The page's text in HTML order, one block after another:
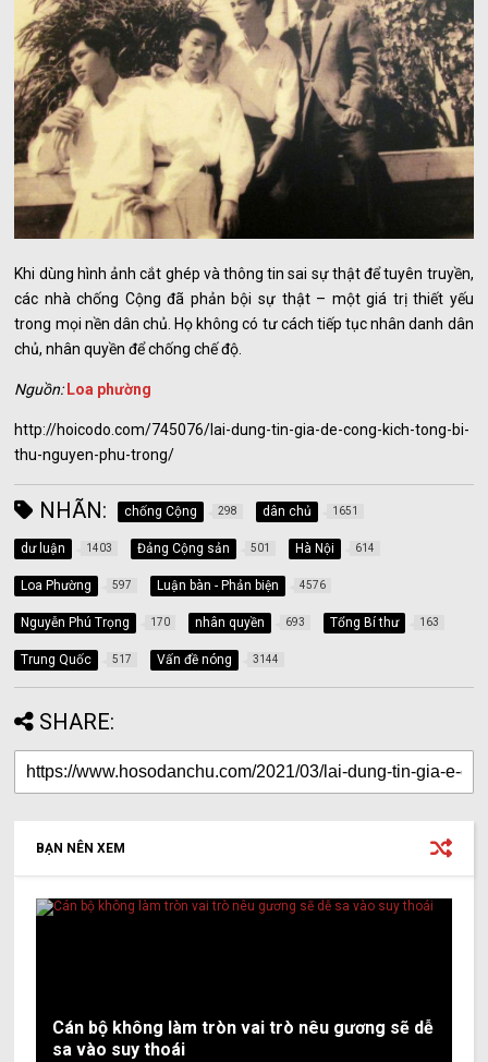
Khi dùng hình ảnh cắt ghép và thông tin sai sự thật để tuyên truyền,
các nhà chống Cộng đã phản bội sự thật – một giá trị thiết yếu
trong mọi nền dân chủ. Họ không có tư cách tiếp tục nhân danh dân
chủ, nhân quyền để chống chế độ.
Nguồn: Loa phường
http://hoicodo.com/745076/lai-dung-tin-gia-de-cong-kich-tong-bi-
thu-nguyen-phu-trong/
NHÃN: chống Cộng 298 dân chủ 1651
dư luận 1403 Đảng Cộng sản 501 Hà Nội 614
Loa Phường 597 Luận bàn - Phản biện 4576
Nguyễn Phú Trọng 170 nhân quyền 693 Tổng Bí thư 163
Trung Quốc 517 Vấn đề nóng 3144
SHARE:
BẠN NÊN XEM
Cán bộ không làm tròn vai trò nêu gương sẽ dễ
sa vào suy thoái